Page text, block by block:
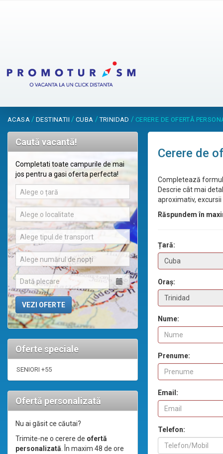
ACASA / DESTINATII / CUBA /TRINIDAD / CERERE DE OFERTĂ
Caută vacantă!
Completati toate campurile de mai
jos pentru a gasi oferta perfecta!
Alege o țară
Alege o localitate
Alege tipul de transport
Alege numărul de nopți
Oferte speciale
SENIORI +55
Ofertă personalizată
Nu ai găsit ce căutai?
Trimite-ne o cerere de ofertă
personalizată. În maxim 48 de ore
Cerere de
Completează
Descrie cât mai
aproximativ,
Răspundem în
Țară:
Oraș:
Nume:
Prenume:
Email:
Telefon: